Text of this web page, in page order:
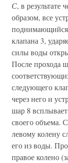
С, в результате
образом, все
поднимающийся
клапана 3,
силы воды
После прохода
следующего
через него и
шар 8
своего
левому колену
его из воды.
правое колено